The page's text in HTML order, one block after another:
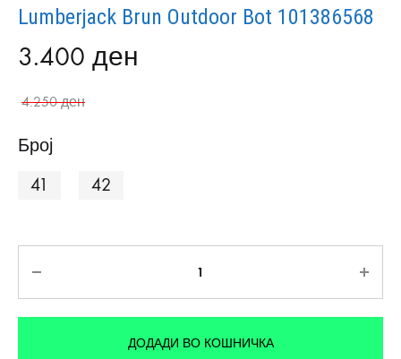
Lumberjack Brun Outdoor Bot 101386568
3.400 ден
4.250ден
Број
41
42
ДОДАДИ ВО КОШНИЧКА